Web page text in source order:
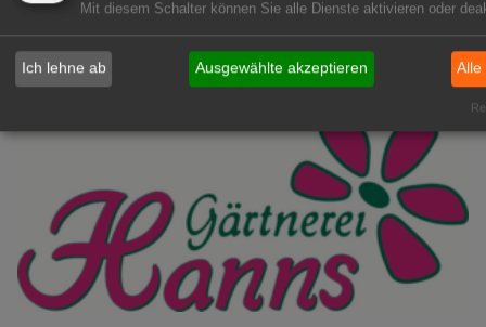
Gensingen
zur Stellenanzeige
Mit diesem Schalter können Sie alle Dienste aktivieren oder
Ich lehne ab Ausgewählte akzeptieren Alle